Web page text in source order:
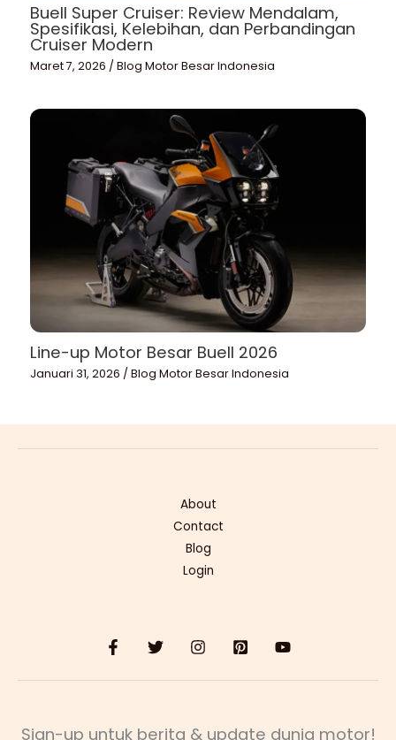
Buell Super Cruiser: Review Mendalam,
Spesifikasi, Kelebihan, dan Perbandingan
Cruiser Modern
Maret 7, 2026 /Blog Motor Besar Indonesia
Line-up Motor Besar Buell 2026
Januari 31, 2026 /Blog Motor Besar Indonesia
About
Contact
Blog
Login
Sign-up untuk berita & update dunia motor!